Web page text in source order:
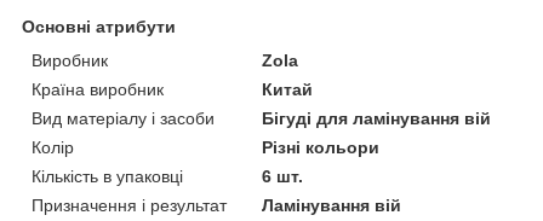
Основні атрибути
Виробник
Zola
Країна виробник
Китай
Вид матеріалу і засоби
Бігуді для ламінування вій
Колір
Різні кольори
Кількість в упаковці
6 шт.
Призначення і результат
Ламінування вій